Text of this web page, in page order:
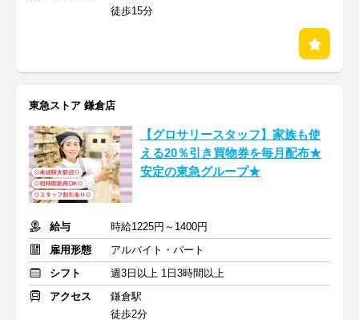
徒歩15分
東急ストア 鎌倉店
【グロサリースタッフ】家族も使
える20％引き買物券を毎月配布★
安定の東急グループ★
給与
時給1225円～1400円
雇用形態
アルバイト・パート
シフト
週3日以上 1日3時間以上
アクセス
鎌倉駅
徒歩2分